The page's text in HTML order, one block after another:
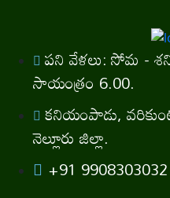
పని వేళలు: సోమ -
సాయంత్రం 6.00.
కనియంపాడు,
నెల్లూరు జిల్లా.
+91 9908303032